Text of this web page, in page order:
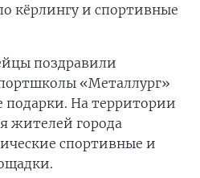
кёрлингу и спортивные
поздравили
«Металлург»
На территории
жителей города
спортивные и